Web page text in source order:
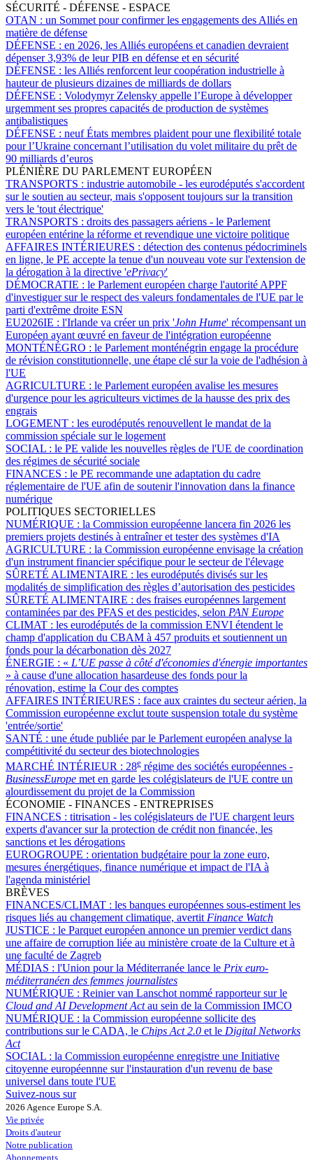
SÉCURITÉ - DÉFENSE - ESPACE
OTAN : un Sommet pour confirmer les engagements des Alliés en
matière de défense
DÉFENSE : en 2026, les Alliés européens et canadien devraient
dépenser 3,93% de leur PIB en défense et en sécurité
DÉFENSE : les Alliés renforcent leur coopération industrielle à
hauteur de plusieurs dizaines de milliards de dollars
DÉFENSE : Volodymyr Zelensky appelle l’Europe à développer
urgemment ses propres capacités de production de systèmes
antibalistiques
DÉFENSE : neuf États membres plaident pour une flexibilité totale
pour l’Ukraine concernant l’utilisation du volet militaire du prêt de
90 milliards d’euros
PLÉNIÈRE DU PARLEMENT EUROPÉEN
TRANSPORTS : industrie automobile - les eurodéputés s'accordent
sur le soutien au secteur, mais s'opposent toujours sur la transition
vers le 'tout électrique'
TRANSPORTS : droits des passagers aériens - le Parlement
européen entérine la réforme et revendique une victoire politique
AFFAIRES INTÉRIEURES : détection des contenus pédocriminels
en ligne, le PE accepte la tenue d'un nouveau vote sur l'extension de
la dérogation à la directive 'ePrivacy'
DÉMOCRATIE : le Parlement européen charge l'autorité APPF
d'investiguer sur le respect des valeurs fondamentales de l'UE par le
parti d'extrême droite ESN
EU2026IE : l'Irlande va créer un prix 'John Hume' récompensant un
Européen ayant œuvré en faveur de l'intégration européenne
MONTÉNÉGRO : le Parlement monténégrin engage la procédure
de révision constitutionnelle, une étape clé sur la voie de l'adhésion à
l'UE
AGRICULTURE : le Parlement européen avalise les mesures
d'urgence pour les agriculteurs victimes de la hausse des prix des
engrais
LOGEMENT : les eurodéputés renouvellent le mandat de la
commission spéciale sur le logement
SOCIAL : le PE valide les nouvelles règles de l'UE de coordination
des régimes de sécurité sociale
FINANCES : le PE recommande une adaptation du cadre
réglementaire de l'UE afin de soutenir l'innovation dans la finance
numérique
POLITIQUES SECTORIELLES
NUMÉRIQUE : la Commission européenne lancera fin 2026 les
premiers projets destinés à entraîner et tester des systèmes d'IA
AGRICULTURE : la Commission européenne envisage la création
d'un instrument financier spécifique pour le secteur de l'élevage
SÛRETÉ ALIMENTAIRE : les eurodéputés divisés sur les
modalités de simplification des règles d’autorisation des pesticides
SÛRETÉ ALIMENTAIRE : des fraises européennes largement
contaminées par des PFAS et des pesticides, selon PAN Europe
CLIMAT : les eurodéputés de la commission ENVI étendent le
champ d'application du CBAM à 457 produits et soutiennent un
fonds pour la décarbonation dès 2027
ÉNERGIE : « L’UE passe à côté d'économies d'énergie importantes
» à cause d'une allocation hasardeuse des fonds pour la
rénovation, estime la Cour des comptes
AFFAIRES INTÉRIEURES : face aux craintes du secteur aérien, la
Commission européenne exclut toute suspension totale du système
'entrée/sortie'
SANTÉ : une étude publiée par le Parlement européen analyse la
compétitivité du secteur des biotechnologies
MARCHÉ INTÉRIEUR : 28e régime des sociétés européennes -
BusinessEurope met en garde les colégislateurs de l'UE contre un
alourdissement du projet de la Commission
ÉCONOMIE - FINANCES - ENTREPRISES
FINANCES : titrisation - les colégislateurs de l'UE chargent leurs
experts d'avancer sur la protection de crédit non financée, les
sanctions et les dérogations
EUROGROUPE : orientation budgétaire pour la zone euro,
mesures énergétiques, finance numérique et impact de l'IA à
l'agenda ministériel
BRÈVES
FINANCES/CLIMAT : les banques européennes sous-estiment les
risques liés au changement climatique, avertit Finance Watch
JUSTICE : le Parquet européen annonce un premier verdict dans
une affaire de corruption liée au ministère croate de la Culture et à
une faculté de Zagreb
MÉDIAS : l'Union pour la Méditerranée lance le Prix euro-
méditerranéen des femmes journalistes
NUMÉRIQUE : Reinier van Lanschot nommé rapporteur sur le
Cloud and AI Development Actau sein de la Commission IMCO
NUMÉRIQUE : la Commission européenne sollicite des
contributions sur le CADA, le Chips Act 2.0 et le Digital Networks
Act
SOCIAL : la Commission européenne enregistre une Initiative
citoyenne européennne sur l'instauration d'un revenu de base
universel dans toute l'UE
Suivez-nous sur
2026 Agence Europe S.A.
Vie privée
Droits d'auteur
Notre publication
Abonnements